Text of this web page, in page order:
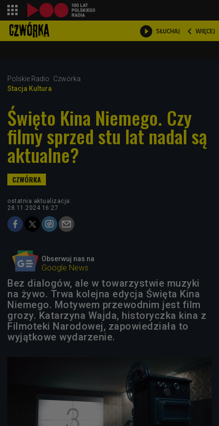
 SŁUCHAJ  WIĘCEJ

Polskie Radio
Czwórka
Stacja Kultura
Święto Kina Niemego. Czy
filmy sprzed stu lat nadal są
aktualne?
ostatnia aktualizacja:
28.11.2024 16:27
Obserwuj nas na
Google News
Bez dialogów, ale w towarzystwie muzyki
na żywo. Trwa kolejna edycja Święta Kina
Niemego. Motywem przewodnim jest film
grozy. Katarzyna Wajda, historyczka kina z
Filmoteki Narodowej, zapowiedziała to
wyjątkowe wydarzenie.